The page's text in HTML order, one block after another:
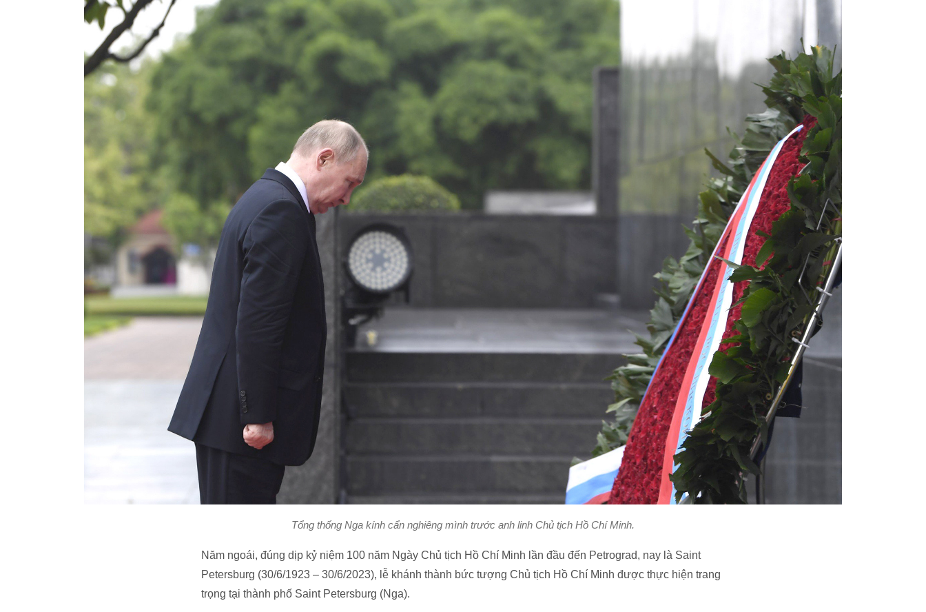
Tổng thống Nga kính cẩn nghiêng mình trước anh linh Chủ tịch Hồ Chí Minh.
Năm ngoái, đúng dịp kỷ niệm 100 năm Ngày Chủ tịch Hồ Chí Minh lần đầu đến Petrograd, nay là Saint
Petersburg (30/6/1923 – 30/6/2023), lễ khánh thành bức tượng Chủ tịch Hồ Chí Minh được thực hiện trang
trọng tại thành phố Saint Petersburg (Nga).